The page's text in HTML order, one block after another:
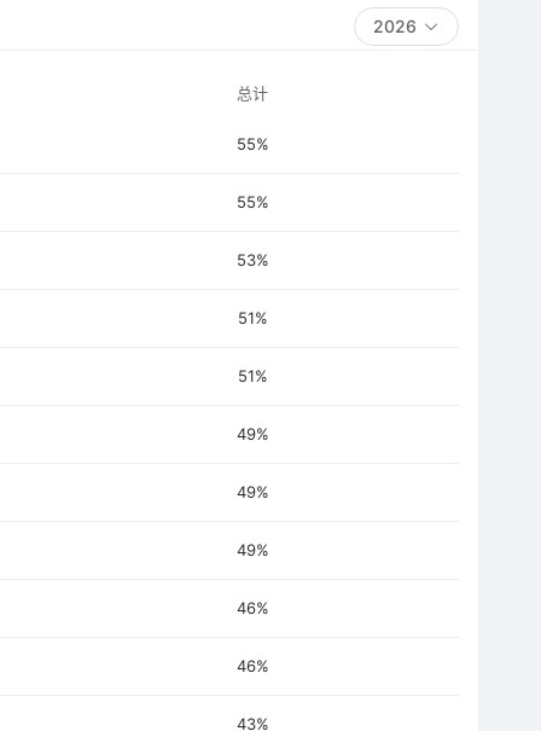
2026
总计
55%
55%
53%
51%
51%
49%
49%
49%
46%
46%
43%